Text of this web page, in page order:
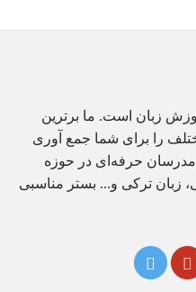
زبان است. ما برترین
را برای شما جمع آوری
مدرسان حرفه‌ای در حوزه
زبان ترکی و... بستر مناسبی